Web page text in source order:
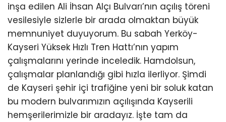
inşa edilen Ali İhsan Alçı Bulvarı’nın açılış töreni
vesilesiyle sizlerle bir arada olmaktan büyük
memnuniyet duyuyorum. Bu sabah Yerköy-
Kayseri Yüksek Hızlı Tren Hattı’nın yapım
çalışmalarını yerinde inceledik. Hamdolsun,
çalışmalar planlandığı gibi hızla ilerliyor. Şimdi
de Kayseri şehir içi trafiğine yeni bir soluk katan
bu modern bulvarımızın açılışında Kayserili
hemşerilerimizle bir aradayız. İşte tam da